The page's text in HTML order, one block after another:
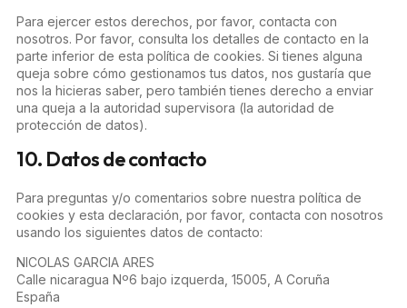
Para ejercer estos derechos, por favor, contacta con
nosotros. Por favor, consulta los detalles de contacto en la
parte inferior de esta política de cookies. Si tienes alguna
queja sobre cómo gestionamos tus datos, nos gustaría que
nos la hicieras saber, pero también tienes derecho a enviar
una queja a la autoridad supervisora (la autoridad de
protección de datos).
10. Datos de contacto
Para preguntas y/o comentarios sobre nuestra política de
cookies y esta declaración, por favor, contacta con nosotros
usando los siguientes datos de contacto:
NICOLAS GARCIA ARES
Calle nicaragua Nº6 bajo izquerda, 15005, A Coruña
España